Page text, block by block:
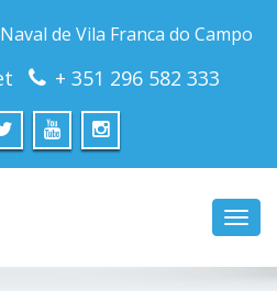
de Vila Franca do Campo
+ 351 296 582 333